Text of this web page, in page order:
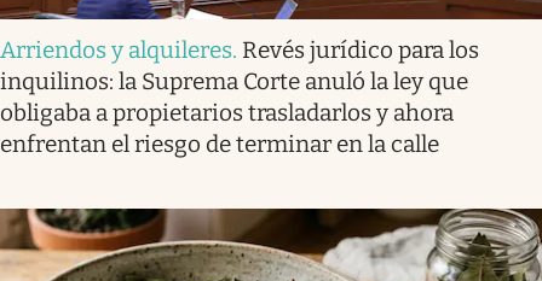
Arriendos y alquileres. Revés jurídico para los
inquilinos: la Suprema Corte anuló la ley que
obligaba a propietarios trasladarlos y ahora
enfrentan el riesgo de terminar en la calle